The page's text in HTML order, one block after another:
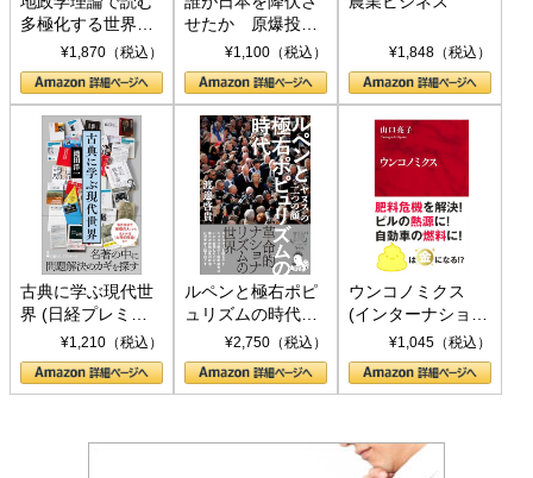
多極化する世界：
トランプとBRICS
の挑戦
¥1,870（税込）
せたか 原爆投
下、ソ連参戦、そ
して聖断 (PHP新
書)
¥1,100（税込） ¥1,848（税込）
古典に学ぶ現代世
界 (日経プレミア
シリーズ)¥1,210（税込）
ルペンと極右ポピ
ュリズムの時代：
〈ヤヌス〉の二つ
の顔
¥2,750（税込）
ウンコノミクス
(インターナショナ
ル新書)¥1,045（税込）